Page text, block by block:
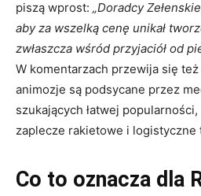
piszą wprost: „Doradcy
aby za wszelką cenę unikał
zwłaszcza wśród przyjaciół od
W komentarzach przewija się
animozje są podsycane przez
szukających łatwej
zaplecze rakietowe i logistyczne
Co to oznacza dla